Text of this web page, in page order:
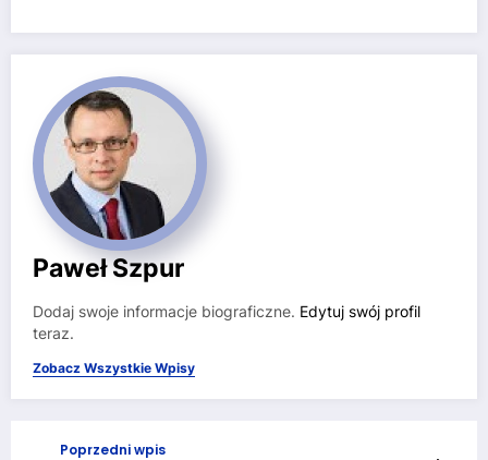
Paweł Szpur
Dodaj swoje informacje biograficzne. Edytuj swój profil
teraz.
Zobacz Wszystkie Wpisy
Poprzedni wpis